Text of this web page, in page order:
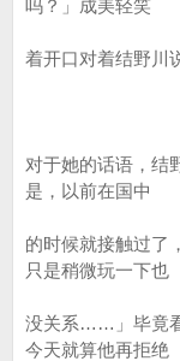
吗？」成美轻笑
着开口对着结野川
对于她的话语，结
是，以前在国中
的时候就接触过了
只是稍微玩一下也
没关系……」毕竟
今天就算他再拒绝